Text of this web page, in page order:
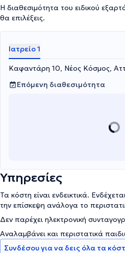
Η διαθεσιμότητα του ειδικού
θα επιλέξεις.
Ιατρείο 1
Καφαντάρη 10, Νέος Κόσμος,
Επόμενη διαθεσιμότητα
Υπηρεσίες
Τα κόστη είναι ενδεικτικά.
την επίσκεψη ανάλογα το
Δεν παρέχει ηλεκτρονική
Αναλαμβάνει και περιστατικά
Συνδέσου για να δεις όλα τα